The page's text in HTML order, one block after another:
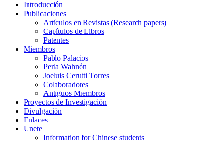
Introducción
Publicaciones
Artículos en Revistas (Research papers)
Capítulos de Libros
Patentes
Miembros
Pablo Palacios
Perla Wahnón
Joeluis Cerutti Torres
Colaboradores
Antiguos Miembros
Proyectos de Investigación
Divulgación
Enlaces
Unete
Information for Chinese students